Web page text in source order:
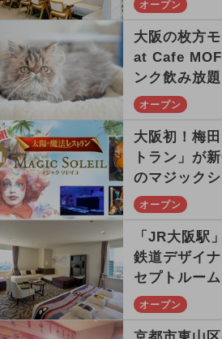
オープン
大阪の枚方
at Cafe
ンク飲み放
オープン
大阪初！梅
トラン」が
のマジック
オープン
「JR大阪駅
鉄道デザイ
セプトルー
オープン